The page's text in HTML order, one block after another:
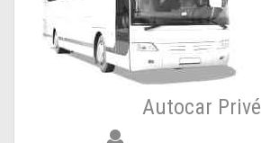
Autocar Privé